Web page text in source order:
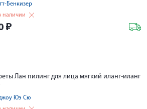
Бенкизер
наличии
₽
Лан пилинг для лица мягкий иланг-иланг
Юэ Сю